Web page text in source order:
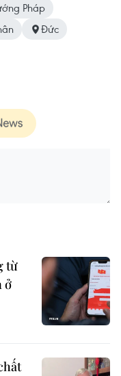
Pháp
Đức
từ
ở